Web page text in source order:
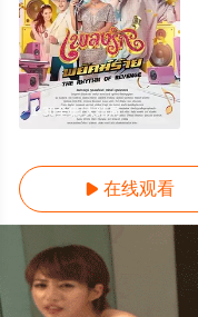
1-30全集/大结局
 在线观看